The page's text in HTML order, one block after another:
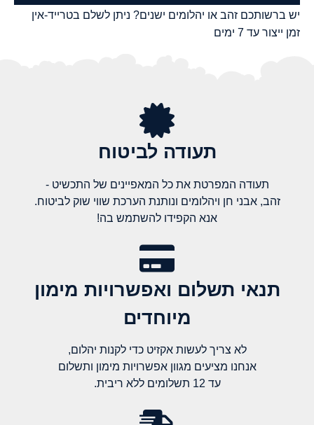
יש ברשותכם זהב או יהלומים ישנים? ניתן לשלם בטרייד-אין
זמן ייצור עד 7 ימים
תעודה לביטוח
תעודה המפרטת את כל המאפיינים של התכשיט -
זהב, אבני חן ויהלומים ונותנת הערכת שווי שוק לביטוח.
אנא הקפידו להשתמש בה!
תנאי תשלום ואפשרויות מימון
מיוחדים
לא צריך לעשות אקזיט כדי לקנות יהלום,
אנחנו מציעים מגוון אפשרויות מימון ותשלום
עד 12 תשלומים ללא ריבית.